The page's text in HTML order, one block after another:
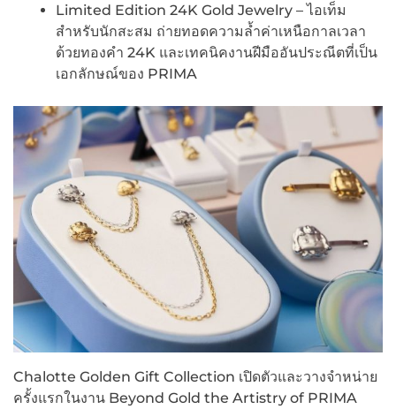
Limited Edition 24K Gold Jewelry – ไอเท็ม
สำหรับนักสะสม ถ่ายทอดความล้ำค่าเหนือกาลเวลา
ด้วยทองคำ 24K และเทคนิคงานฝีมืออันประณีตที่เป็น
เอกลักษณ์ของ PRIMA
Chalotte Golden Gift Collection เปิดตัวและวางจำหน่าย
ครั้งแรกในงาน Beyond Gold the Artistry of PRIMA